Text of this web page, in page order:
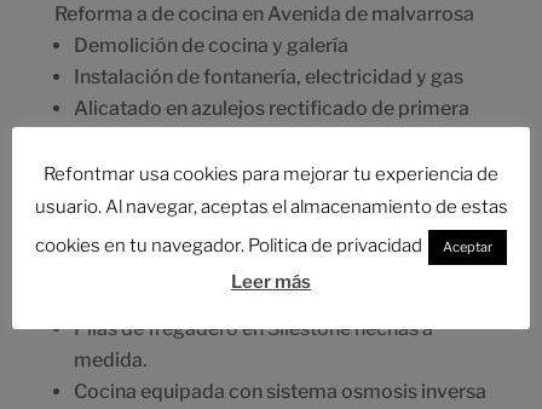
Reforma a de cocina en Avenida de malvarrosa
Demolición de cocina y galería
Instalación de fontanería, electricidad y gas
Alicatado en azulejos rectificado de primera
Muebles de cocina en Post-formado con
sistema de frenado en los cajones y puertas
lisas en color crema
Bancada de Silestone tanto en paredes como
zócalos en color beige
Pilas de fregadero en Silestone hechas a
medida.
Cocina equipada con sistema osmosis inversa
Refontmar usa cookies para mejorar tu experiencia de
usuario. Al navegar, aceptas el almacenamiento de estas
cookies en tu navegador. Politica de privacidad
Aceptar
Leer más